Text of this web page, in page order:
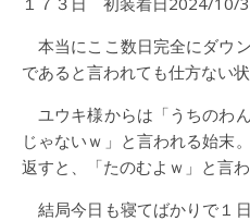
本当にここ数日完全にダウ
であると言われても仕方ない状
ユウキ様からは「うちのわ
じゃないｗ」と言われる始末
返すと、「たのむよｗ」と言
結局今日も寝てばかりで１